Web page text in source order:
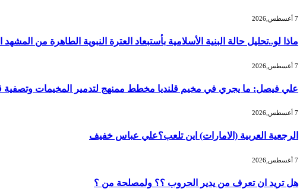
7 أغسطس,2026
ماذا لو..تحليل حالة البنية الأسلامية بأستبعاد العترة النبوية الطاهرة من
7 أغسطس,2026
علي فيصل: ما يجري في مخيم قلنديا مخطط ممنهج لتدمير المخيمات وتصفية
7 أغسطس,2026
الرجعية العربية (الامارات) اين تلعب؟علي عباس خفيف
7 أغسطس,2026
هل تريد ان تعرف من يدير الحروب ؟؟ ولمصلحة من ؟